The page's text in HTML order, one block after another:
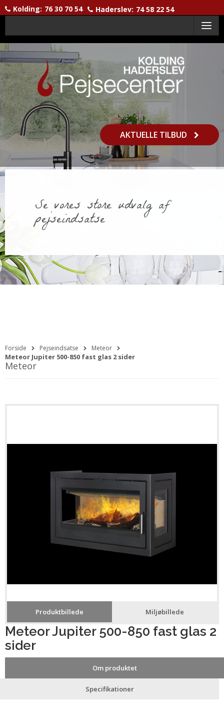
Kolding: 76 30 70 54 Haderslev: 74 58 22 54
Menu
AKTUELLE TILBUD
Se vores store udvalg af
pejseindsatse
Forside Pejseindsatse Meteor
Meteor Jupiter 500-850 fast glas 2 sider
Meteor
Produktbillede Miljøbillede
Meteor Jupiter 500-850 fast glas 2
sider
Om produktet
Specifikationer